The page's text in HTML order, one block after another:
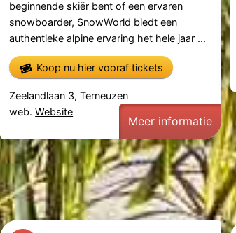
beginnende skiër bent of een ervaren
snowboarder, SnowWorld biedt een
authentieke alpine ervaring het hele jaar ...
Koop nu hier vooraf tickets
Zeelandlaan 3, Terneuzen
web.Website
Meer informatie